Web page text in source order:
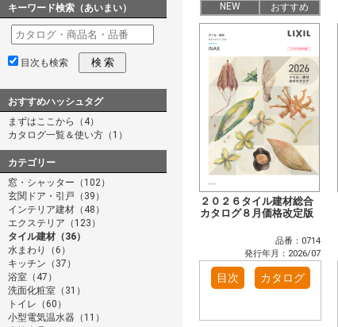
キーワード検索（あいまい）
目次も検索 検 索
おすすめハッシュタグ
まずはここから（4）
カタログ一覧＆使い方（1）
カテゴリー
窓・シャッター（102）
玄関ドア・引戸（39）
インテリア建材（48）
エクステリア（123）
タイル建材（36）
水まわり（6）
キッチン（37）
浴室（47）
洗面化粧室（31）
トイレ（60）
小型電気温水器（11）
NEW
おすすめ
２０２６タイル建材総合
カタログ８月価格改定版
品番：0714
発行年月：2026/07
目次 カタログ